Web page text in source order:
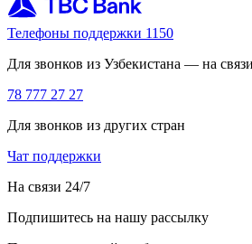
Телефоны поддержки 1150
Для звонков из Узбекистана — на
78 777 27 27
Для звонков из других стран
Чат поддержки
На связи 24/7
Подпишитесь на нашу рассылку